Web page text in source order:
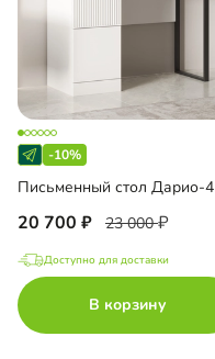
-10%
Письменный стол Дарио-4
20 700 23 000
Доступно для доставки
В корзину